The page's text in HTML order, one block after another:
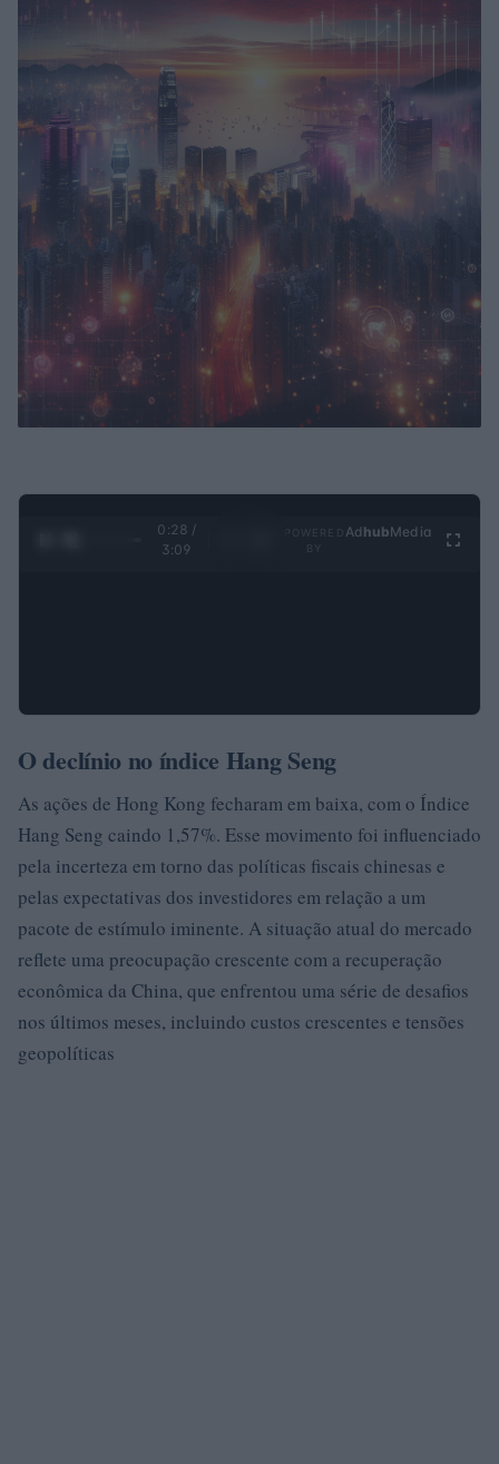
0:28 /
3:09
Ad hubMedia
O declínio no índice Hang Seng
As ações de Hong Kong fecharam em baixa, com o Índice
Hang Seng caindo 1,57%. Esse movimento foi influenciado
pela incerteza em torno das políticas fiscais chinesas e
pelas expectativas dos investidores em relação a um
pacote de estímulo iminente. A situação atual do mercado
reflete uma preocupação crescente com a recuperação
econômica da China, que enfrentou uma série de desafios
nos últimos meses, incluindo custos crescentes e tensões
geopolíticas